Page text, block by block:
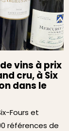
vins à prix
cru, à Six
dans le
Fours et
références de